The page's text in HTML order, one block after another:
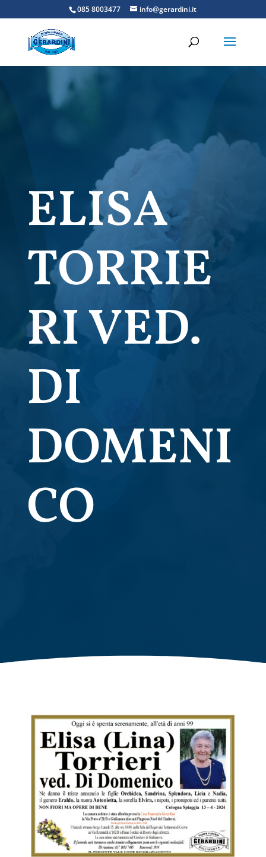
085 8003477 info@gerardini.it
ELISA
TORRIE
RI VED.
DI
DOMENI
CO